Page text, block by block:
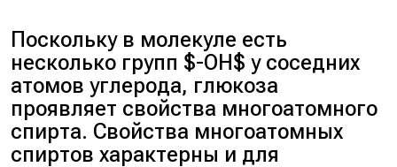
Поскольку в молекуле есть
несколько групп $-OH$ у соседних
атомов углерода, глюкоза
проявляет свойства многоатомного
спирта. Свойства многоатомных
спиртов характерны и для